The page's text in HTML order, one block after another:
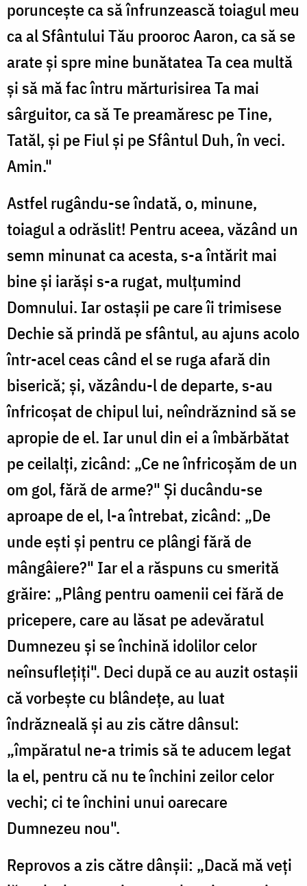
poruncește ca să înfrunzească toiagul meu
ca al Sfântului Tău prooroc Aaron, ca să se
arate și spre mine bunătatea Ta cea multă
și să mă fac întru mărturisirea Ta mai
sârguitor, ca să Te preamăresc pe Tine,
Tatăl, și pe Fiul și pe Sfântul Duh, în veci.
Amin."
Astfel rugându-se îndată, o, minune,
toiagul a odrăslit! Pentru aceea, văzând un
semn minunat ca acesta, s-a întărit mai
bine și iarăși s-a rugat, mulțumind
Domnului. Iar ostașii pe care îi trimisese
Dechie să prindă pe sfântul, au ajuns acolo
într-acel ceas când el se ruga afară din
biserică; și, văzându-l de departe, s-au
înfricoșat de chipul lui, neîndrăznind să se
apropie de el. Iar unul din ei a îmbărbătat
pe ceilalți, zicând: „Ce ne înfricoșăm de un
om gol, fără de arme?" Și ducându-se
aproape de el, l-a întrebat, zicând: „De
unde ești și pentru ce plângi fără de
mângâiere?" Iar el a răspuns cu smerită
grăire: „Plâng pentru oamenii cei fără de
pricepere, care au lăsat pe adevăratul
Dumnezeu și se închină idolilor celor
neînsuflețiți". Deci după ce au auzit ostașii
că vorbește cu blândețe, au luat
îndrăzneală și au zis către dânsul:
„împăratul ne-a trimis să te aducem legat
la el, pentru că nu te închini zeilor celor
vechi; ci te închini unui oarecare
Dumnezeu nou".
Reprovos a zis către dânșii: „Dacă mă veți